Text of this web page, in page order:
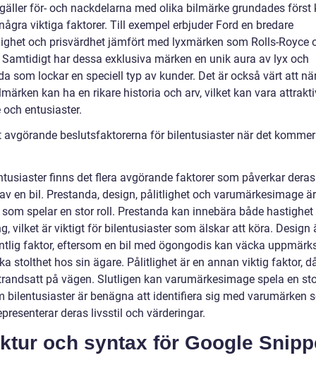
för- och nackdelarna med olika bilmärke grundades först
viktiga faktorer. Till exempel erbjuder Ford en bredare
och prisvärdhet jämfört med lyxmärken som Rolls-Royce
Samtidigt har dessa exklusiva märken en unik aura av lyx och
som lockar en speciell typ av kunder. Det är också värt att
kan ha en rikare historia och arv, vilket kan vara
entusiaster.
avgörande beslutsfaktorerna för bilentusiaster när det
finns det flera avgörande faktorer som påverkar
en bil. Prestanda, design, pålitlighet och varumärkesimage
spelar en stor roll. Prestanda kan innebära både hastighet
vilket är viktigt för bilentusiaster som älskar att köra. Design
faktor, eftersom en bil med ögongodis kan väcka
stolthet hos sin ägare. Pålitlighet är en annan viktig faktor,
på vägen. Slutligen kan varumärkesimage spela en
bilentusiaster är benägna att identifiera sig med varumärken
deras livsstil och värderingar.
och syntax för Google